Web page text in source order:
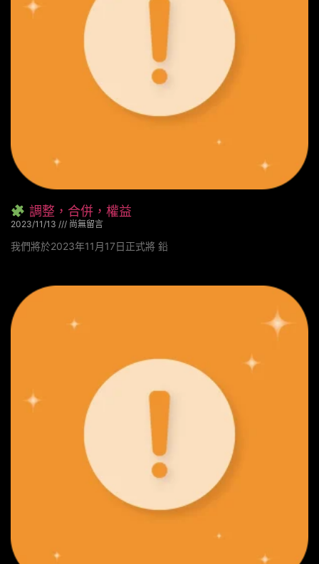
調整，合併，權益
2023/11/13 尚無留言
我們將於2023年11月17日正式將 鉛